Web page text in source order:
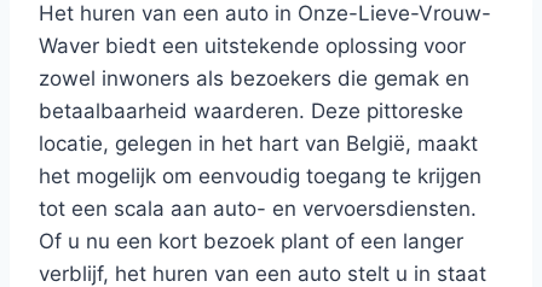
Het huren van een auto in Onze-Lieve-Vrouw-
Waver biedt een uitstekende oplossing voor
zowel inwoners als bezoekers die gemak en
betaalbaarheid waarderen. Deze pittoreske
locatie, gelegen in het hart van België, maakt
het mogelijk om eenvoudig toegang te krijgen
tot een scala aan auto- en vervoersdiensten.
Of u nu een kort bezoek plant of een langer
verblijf, het huren van een auto stelt u in staat